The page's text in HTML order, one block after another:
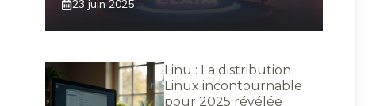
23 juin 2025
Linu : La distribution
Linux incontournable
pour 2025 révélée